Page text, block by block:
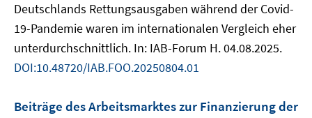
Deutschlands Rettungsausgaben während der Covid-
19-Pandemie waren im internationalen Vergleich eher
unterdurchschnittlich. In: IAB-Forum H. 04.08.2025.
DOI:10.48720/IAB.FOO.20250804.01
Beiträge des Arbeitsmarktes zur Finanzierung der